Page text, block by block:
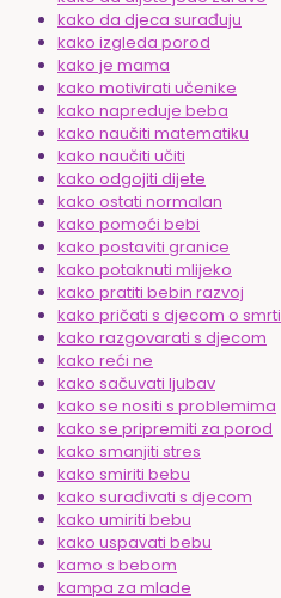
kako da djeca surađuju
kako izgleda porod
kako je mama
kako motivirati učenike
kako napreduje beba
kako naučiti matematiku
kako naučiti učiti
kako odgojiti dijete
kako ostati normalan
kako pomoći bebi
kako postaviti granice
kako potaknuti mlijeko
kako pratiti bebin razvoj
kako pričati s djecom o smrti
kako razgovarati s djecom
kako reći ne
kako sačuvati ljubav
kako se nositi s problemima
kako se pripremiti za porod
kako smanjiti stres
kako smiriti bebu
kako surađivati s djecom
kako umiriti bebu
kako uspavati bebu
kamo s bebom
kampa za mlade